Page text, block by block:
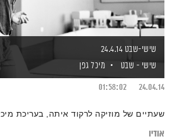
שישי-שבט 24.4.14
שישי - שבט
מיכל גפן
24.04.14
01:58:02
שעתיים של מוזיקה לרקוד איתה, בעריכת
אודיו